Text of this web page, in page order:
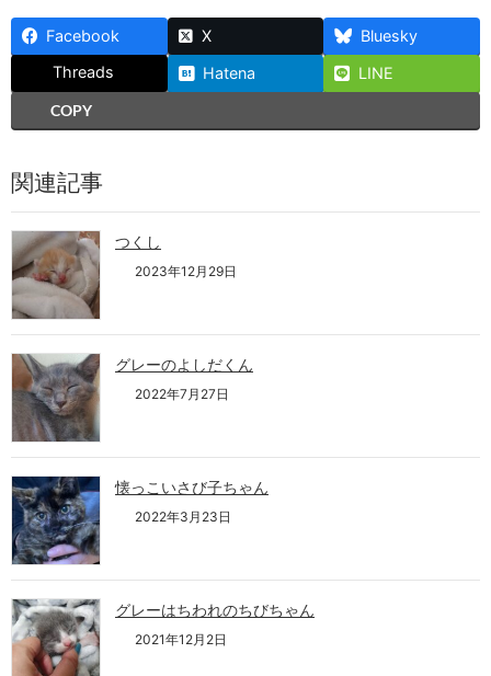
Facebook X
Bluesky
Threads
Hatena
LINE
COPY
関連記事
つくし
2023年12月29日
グレーのよしだくん
2022年7月27日
懐っこいさび子ちゃん
2022年3月23日
グレーはちわれのちびちゃん
2021年12月2日